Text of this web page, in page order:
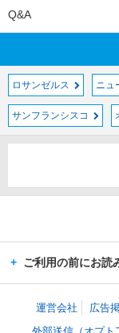
Q&A
ロサンゼルス ニュ
サンフランシスコ
ご利用の前にお読
運営会社 広告